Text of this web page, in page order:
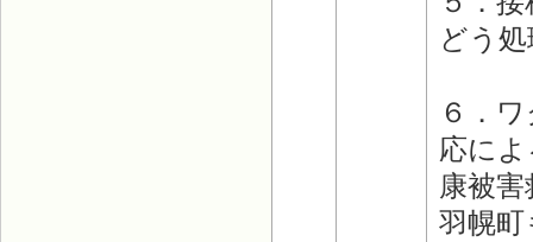
どう
６．
応に
康被
羽幌